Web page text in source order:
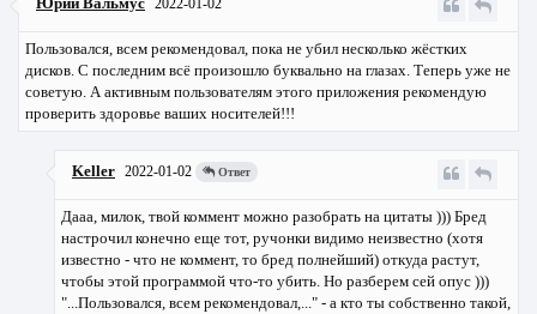
2022-01-02
Пользовался, всем рекомендовал, пока не убил несколько жёстких
дисков. С последним всё произошло буквально на глазах. Теперь уже не
советую. А активным пользователям этого приложения рекомендую
проверить здоровье ваших носителей!!!
Keller 2022-01-02 Ответ
Дааа, милок, твой коммент можно разобрать на цитаты ))) Бред
настрочил конечно еще тот, ручонки видимо неизвестно (хотя
известно - что не коммент, то бред полнейший) откуда растут,
чтобы этой программой что-то убить. Но разберем сей опус )))
"...Пользовался, всем рекомендовал,..." - а кто ты собственно такой,